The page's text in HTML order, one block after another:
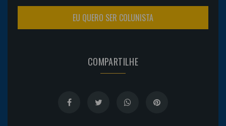
EU QUERO SER COLUNISTA
COMPARTILHE